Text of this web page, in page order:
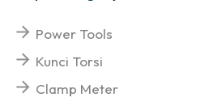
Power Tools
Kunci Torsi
Clamp Meter